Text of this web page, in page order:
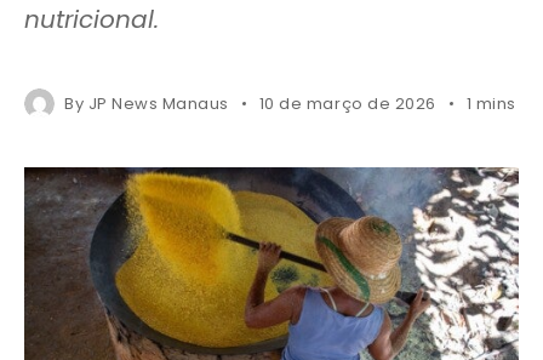
nutricional.
By JP News Manaus 10 de março de 2026 1 mins